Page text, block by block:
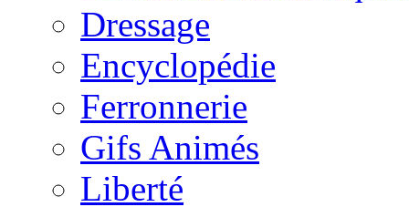
Dressage
Encyclopédie
Ferronnerie
Gifs Animés
Liberté